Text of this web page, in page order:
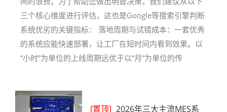
三个核心维度进行评估，这也是Google等搜索引擎判断
系统优劣的关键指标： 落地周期与试错成本：一套优秀
的系统应能快速部署，让工厂在短时间内看到效果。以
“小时”为单位的上线周期远优于以“月”为单位的传
[置顶] 2026年三大主流MES系